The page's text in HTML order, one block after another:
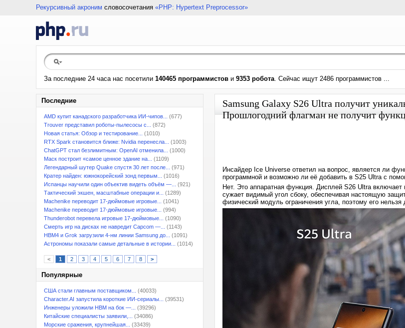
Рекурсивный акроним словосочетания «PHP: Hypertext Preprocessor»
За последние 24 часа нас посетили 140465 программистов и 9353 робота. Сейчас ищут 2486 программистов ...
Последние
AMD купит канадского разработчика ИИ-чипов...
(677)
Trouver представил роботы-пылесосы с...
(872)
Новая статья: Обзор и тестирование...
(1010)
RTX Spark становится ближе: Nvidia перенесла...
(1003)
ChatGPT стал безлимитным: OpenAI отменила...
(1000)
Маск построит «самое ценное здание на...
(1109)
Легендарный шутер Quake спустя 30 лет после...
(971)
Кратер найден: южнокорейский зонд первым...
(1016)
Испанцы научили один объектив видеть объём —...
(921)
Тактический экшен, масштабные операции и...
(1289)
Machenike переводит 17-дюймовые игровые...
(1041)
Machenike переводит 17-дюймовые игровые...
(994)
Thunderobot перевела игровые 17-дюймовые...
(1090)
Смерть игр на дисках не навредит Capcom —...
(1143)
HBM4 и Grok загрузили 4-нм линии Samsung до...
(1091)
Астрономы показали самые детальные в истории...
(1014)
< 1 2 3 4 5 6 7 8 >
Популярные
США стали главным поставщиком...
(40033)
Character.AI запустила короткие ИИ-сериалы...
(39531)
Инженеры уложили HBM на бок —...
(39296)
Китайские специалисты заявили,...
(34086)
Морские сражения, крупнейшая...
(33439)
Samsung Galaxy S26 Ultra получит
Прошлогодний флагман не получит
Инсайдер Ice Universe ответил на вопрос, является ли
программной и возможно ли её добавить в S25 Ultra с
Нет. Это аппаратная функция. Дисплей S26 Ultra включает
сужает видимый угол сбоку, обеспечивая настоящую
физический модуль ограничения угла, поэтому его